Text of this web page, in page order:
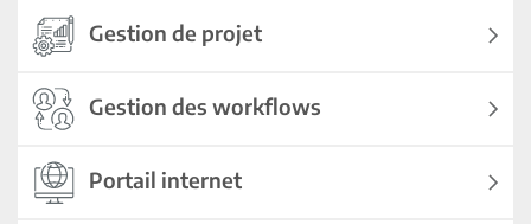
Gestion de projet
Gestion des workflows
Portail internet